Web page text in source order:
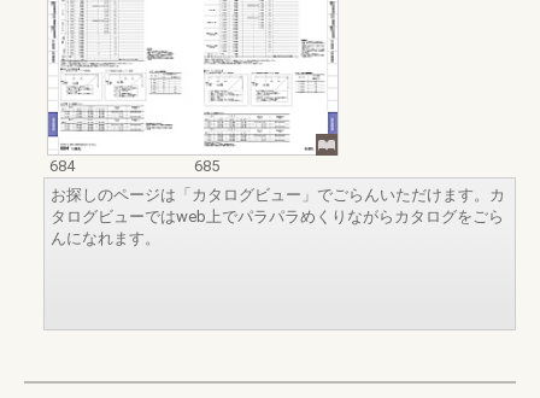
684
685
お探しのページは「カタログビュー」でごらんいただけます。カ
タログビューではweb上でパラパラめくりながらカタログをごら
んになれます。